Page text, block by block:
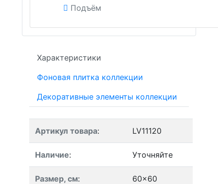
Подъём
Характеристики
Фоновая плитка коллекции
Декоративные элементы коллекции
Артикул товара: LV11120
Наличие: Уточняйте
Размер, см: 60x60